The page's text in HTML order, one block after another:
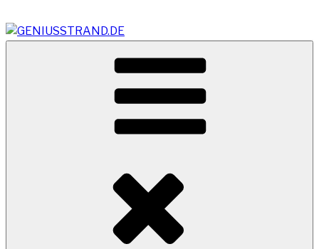
Inhalt
springen
GENIUSSTRAND.DE
Vom Geniusstrand zum JadeWeserPort/Container
Terminal Wilhelmshaven